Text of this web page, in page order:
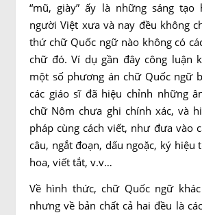
“mũ, giày” ấy là những sáng
người Việt xưa và nay đều không
thứ chữ Quốc ngữ nào không có
chữ đó. Ví dụ gần đây công luận
một số phương án chữ Quốc ngữ
các giáo sĩ đã hiệu chỉnh những
chữ Nôm chưa ghi chính xác, và
pháp cùng cách viết, như đưa vào
câu, ngắt đoạn, dấu ngoặc, ký hiệu
hoa, viết tắt, v.v…
Về hình thức, chữ Quốc ngữ
nhưng về bản chất cả hai đều là